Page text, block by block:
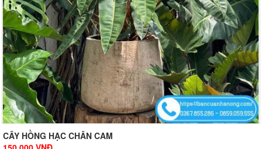
CÂY HỒNG HẠC CHÂN CAM